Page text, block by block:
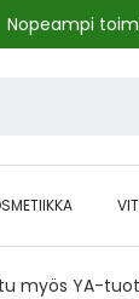
Nopeampi
myös YA-